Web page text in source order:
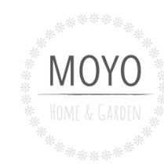
Hauptinhalt springen
Zur Suche springen
Zur Hauptnavigation